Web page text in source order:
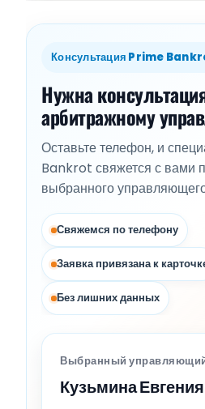
Консультация Prime
Нужна
арбитражному
Оставьте телефон, и
Bankrot свяжется с вами
выбранного
Свяжемся по телефону
Заявка привязана к
Без лишних данных
Выбранный
Кузьмина